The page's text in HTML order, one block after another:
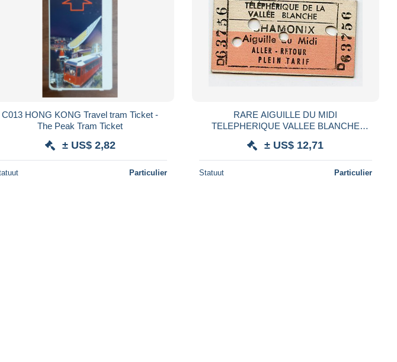
C013 HONG KONG Travel tram Ticket -
The Peak Tram Ticket
± US$ 2,82
Particulier
RARE AIGUILLE DU MIDI
TELEPHERIQUE VALLEE BLANCHE
BLANC aller retour 50s
± US$ 12,71
Statuut Particulier